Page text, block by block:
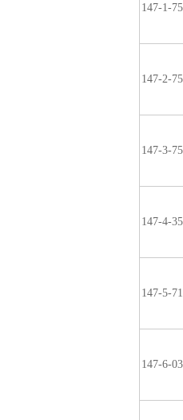
147-1-
147-2-
147-3-
147-4-
147-5-
147-6-